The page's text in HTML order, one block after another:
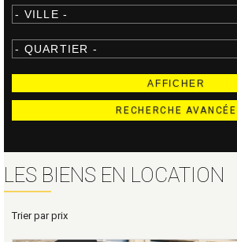
RECHERCHE AVANCÉE
LES BIENS EN LOCATION
Trier par prix